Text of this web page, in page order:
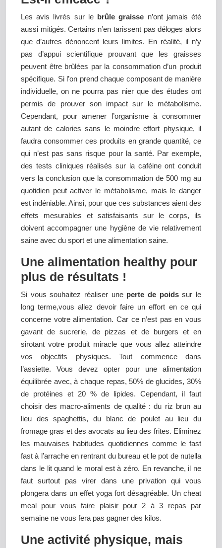
Les avis livrés sur le brûle graisse n’ont jamais été
aussi mitigés. Certains n’en tarissent pas déloges alors
que d’autres dénoncent leurs limites. En réalité, il n’y
pas d’appui scientifique prouvant que les graisses
peuvent être brûlées par la consommation d’un produit
spécifique. Si l’on prend chaque composant de manière
individuelle, on ne pourra pas nier que des études ont
permis de prouver son impact sur le métabolisme.
Cependant, pour amener l’organisme à consommer
autant de calories sans le moindre effort physique, il
faudra consommer ces produits en grande quantité, ce
qui n’est pas sans risque pour la santé. Par exemple,
des tests cliniques réalisés sur la caféine ont conduit
vers la conclusion que la consommation de 500 mg au
quotidien peut activer le métabolisme, mais le danger
est indéniable. Ainsi, pour que ces substances aient des
effets mesurables et satisfaisants sur le corps, ils
doivent accompagner une hygiène de vie relativement
saine avec du sport et une alimentation saine.
Une alimentation healthy pour
plus de résultats !
Si vous souhaitez réaliser une perte de poidssur le
long terme,vous allez devoir faire un effort en ce qui
concerne votre alimentation. Car ce n’est pas en vous
gavant de sucrerie, de pizzas et de burgers et en
sirotant votre produit miracle que vous allez atteindre
vos objectifs physiques. Tout commence dans
l’assiette. Vous devez opter pour une alimentation
équilibrée avec, à chaque repas, 50% de glucides, 30%
de protéines et 20 % de lipides. Cependant, il faut
choisir des macro-aliments de qualité : du riz brun au
lieu des spaghettis, du blanc de poulet au lieu du
fromage gras et des avocats au lieu des frites. Eliminez
les mauvaises habitudes quotidiennes comme le fast
fast à l’arrache en rentrant du bureau et le pot de nutella
dans le lit quand le moral est à zéro. En revanche, il ne
faut surtout pas virer dans une privation qui vous
plongera dans un effet yoga fort désagréable. Un cheat
meal pour vous faire plaisir pour 2 à 3 repas par
semaine ne vous fera pas gagner des kilos.
Une activité physique, mais